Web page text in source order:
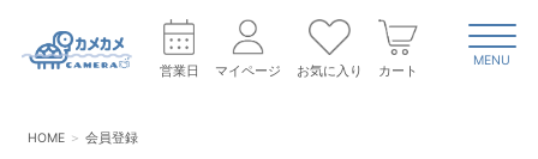
営業日 マイページ お気に入り カート
MENU
HOME 会員登録